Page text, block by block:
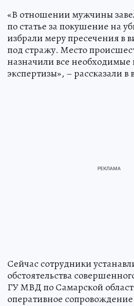
«В отношении мужчины
по статье за покушение на
избрали меру пресечения в
под стражу. Место
назначили все необходимые
экспертизы», – рассказали в
Сейчас сотрудники
обстоятельства
ГУ МВД по Самарской
оперативное